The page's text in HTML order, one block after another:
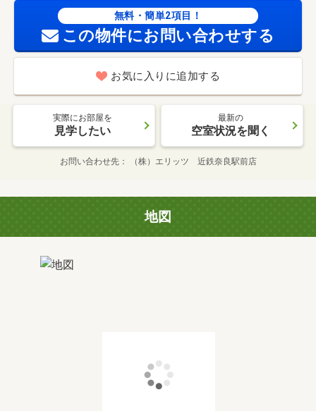
無料・簡単2項目！
この物件にお問い合わせする
お気に入りに追加する
実際にお部屋を
見学したい
最新の
空室状況を聞く
お問い合わせ先 （株）エリッツ 近鉄奈良駅前店
地図